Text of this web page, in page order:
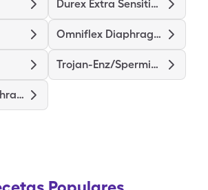
Durex Extra Sensitive Thin
Omniflex Diaphragm
Trojan-Enz/Spermicidal
Wide-Seal Diaphragm 70